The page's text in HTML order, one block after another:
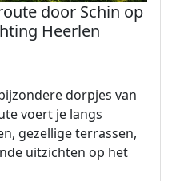
door Schin op
Heerlen
dorpjes van
voert je langs
gezellige terrassen,
uitzichten op het